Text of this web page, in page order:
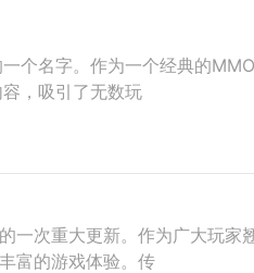
个名字。作为一个经典的
，吸引了无数玩
一次重大更新。作为广大玩家
富的游戏体验。传